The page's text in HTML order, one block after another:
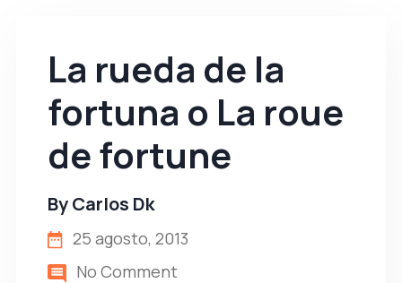
La rueda de la
fortuna o La roue
de fortune
ByCarlos Dk
25 agosto, 2013
No Comment